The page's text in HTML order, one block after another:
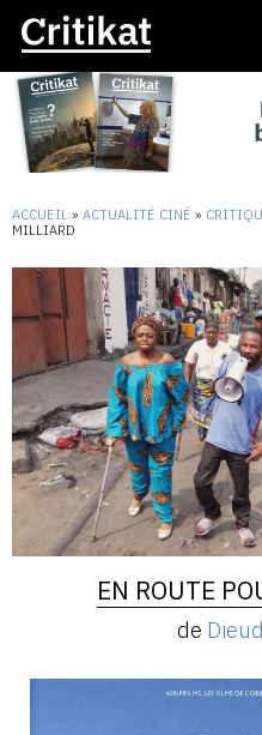
ACCUEIL » ACTUALITÉ CINÉ »
MILLIARD
EN ROUTE
de